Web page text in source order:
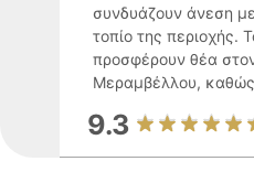
συνδυάζουν άνεση
τοπίο της περιοχής.
προσφέρουν θέα
Μεραμβέλλου, καθώς
9.3